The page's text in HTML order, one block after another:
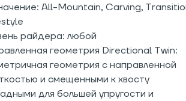
All-Mountain, Carving,
райдера: любой
геометрия Directional Twin:
геометрия с направленной
и смещенными к хвосту
для большей упругости и